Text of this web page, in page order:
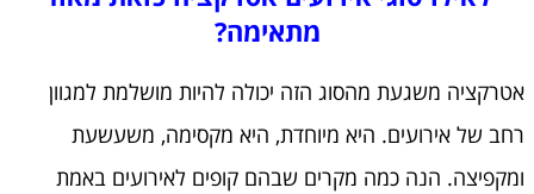
מתאימה?
אטרקציה משגעת מהסוג הזה יכולה להיות מושלמת למגוון
רחב של אירועים. היא מיוחדת, היא מקסימה, משעשעת
ומקפיצה. הנה כמה מקרים שבהם קופים לאירועים באמת